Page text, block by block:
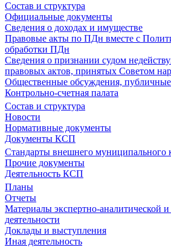
Состав и структура
Официальные документы
Сведения о доходах и имуществе
Правовые акты по ПДн вместе с
обработки ПДн
Сведения о признании судом
правовых актов, принятых Советом
Общественные обсуждения,
Контрольно-счетная палата
Состав и структура
Новости
Нормативные документы
Документы КСП
Стандарты внешнего муниципального
Прочие документы
Деятельность КСП
Планы
Отчеты
Материалы экспертно-аналитической
деятельности
Доклады и выступления
Иная деятельность